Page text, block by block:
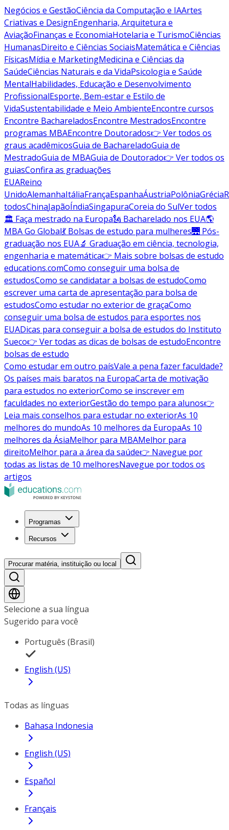
Negócios e GestãoCiência da Computação e IAArtes
Criativas e DesignEngenharia, Arquitetura e
AviaçãoFinanças e EconomiaHotelaria e TurismoCiências
HumanasDireito e Ciências SociaisMatemática e Ciências
FísicasMídia e MarketingMedicina e Ciências da
SaúdeCiências Naturais e da VidaPsicologia e Saúde
MentalHabilidades, Educação e Desenvolvimento
ProfissionalEsporte, Bem-estar e Estilo de
VidaSustentabilidade e Meio AmbienteEncontre cursos
Encontre BachareladosEncontre MestradosEncontre
programas MBAEncontre Doutorados👉 Ver todos os
graus acadêmicosGuia de BachareladoGuia de
MestradoGuia de MBAGuia de Doutorado👉 Ver todos os
guiasConfira as graduações
EUAReino
UnidoAlemanhaItáliaFrançaEspanhaÁustriaPolôniaGrécia
todosChinaJapãoÍndiaSingapuraCoreia do SulVer todos
🏛 Faça mestrado na Europa🗽 Bacharelado nos EUA🌎
MBA Go Global💃 Bolsas de estudo para mulheres🌉 Pós-
graduação nos EUA🔬 Graduação em ciência, tecnologia,
engenharia e matemática👉 Mais sobre bolsas de estudo
educations.comComo conseguir uma bolsa de
estudosComo se candidatar a bolsas de estudoComo
escrever uma carta de apresentação para bolsa de
estudosComo estudar no exterior de graçaComo
conseguir uma bolsa de estudos para esportes nos
EUADicas para conseguir a bolsa de estudos do Instituto
Sueco👉 Ver todas as dicas de bolsas de estudoEncontre
bolsas de estudo
Como estudar em outro paísVale a pena fazer faculdade?
Os países mais baratos na EuropaCarta de motivação
para estudos no exteriorComo se inscrever em
faculdades no exteriorGestão do tempo para alunos👉
Leia mais conselhos para estudar no exteriorAs 10
melhores do mundoAs 10 melhores da EuropaAs 10
melhores da ÁsiaMelhor para MBAMelhor para
direitoMelhor para a área da saúde👉 Navegue por
todas as listas de 10 melhoresNavegue por todos os
artigos
Programas
Recursos
Procurar matéria, instituição ou local
Selecione a sua língua
Sugerido para você
Português (Brasil)
English (US)
Todas as línguas
Bahasa Indonesia
English (US)
Español
Français